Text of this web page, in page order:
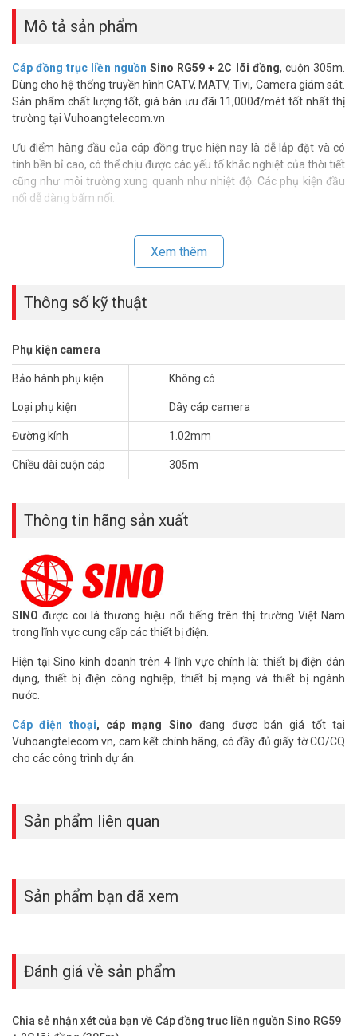
Mô tả sản phẩm
Cáp đồng trục liền nguồn Sino RG59 + 2C lõi đồng, cuộn 305m.
Dùng cho hệ thống truyền hình CATV, MATV, Tivi, Camera giám sát.
Sản phẩm chất lượng tốt, giá bán ưu đãi 11,000đ/mét tốt nhất thị
trường tại Vuhoangtelecom.vn
Ưu điểm hàng đầu của cáp đồng trục hiện nay là dễ lắp đặt và có
tính bền bỉ cao, có thể chịu được các yếu tố khắc nghiệt của thời tiết
cũng như môi trường xung quanh như nhiệt độ. Các phụ kiện đầu
nối dễ dàng bấm nối.
nguồn Sino RG59 + 2C lõi đồng
– Cuộn: 305m
– Đường kính 1.02mm.
– Mã SP: RG59/CCS+2Cx0.4/SN-Đồng
– Ứng dụng: Chuyên dùng cho camera quan sát TVI, AHD, CVI,
ANALOG cho hình ảnh tốt, Cáp truyền tín hiệu chính xác cao dùng
cho TV, CATV,MATV, Video, Radio, và các thiết bị truyền dẫn, điều
khiển…
– Hãng sản xuất : SINO
– Xuất xứ : Việt Nam
*** Xem thêm:
chất lượng
hàng vui lòng liên hệ HOTLINE 1900 9259 để được hỗ trợ chu đáo.
Tham khảo thêm hình ảnh tạiFacebook Vuhoangtelecom
Xem thêm
Thông số kỹ thuật
Phụ kiện camera
Bảo hành phụ kiện Không có
Loại phụ kiện Dây cáp camera
Đường kính 1.02mm
Chiều dài cuộn cáp 305m
Thông tin hãng sản xuất
SINO được coi là thương hiệu nổi tiếng trên thị trường Việt Nam
trong lĩnh vực cung cấp các thiết bị điện.
Hiện tại Sino kinh doanh trên 4 lĩnh vực chính là: thiết bị điện dân
dụng, thiết bị điện công nghiệp, thiết bị mạng và thiết bị ngành
nước.
Cáp điện thoại, cáp mạng Sino đang được bán giá tốt tại
Vuhoangtelecom.vn, cam kết chính hãng, có đầy đủ giấy tờ CO/CQ
cho các công trình dự án.
Sản phẩm liên quan
Sản phẩm bạn đã xem
Đánh giá về sản phẩm
Chia sẻ nhận xét của bạn về Cáp đồng trục liền nguồn Sino RG59